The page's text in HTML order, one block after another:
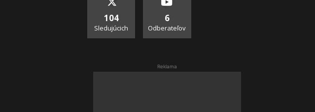
104
Sledujúcich
6
Odberateľov
Reklama